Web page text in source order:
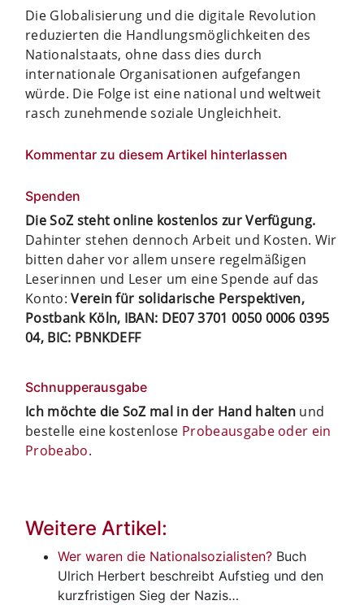
Die Globalisierung und die digitale Revolution
reduzierten die Handlungsmöglichkeiten des
Nationalstaats, ohne dass dies durch
internationale Organisationen aufgefangen
würde. Die Folge ist eine national und weltweit
rasch zunehmende soziale Ungleichheit.
Kommentar zu diesem Artikel hinterlassen
Spenden
Die SoZ steht online kostenlos zur Verfügung.
Dahinter stehen dennoch Arbeit und Kosten. Wir
bitten daher vor allem unsere regelmäßigen
Leserinnen und Leser um eine Spende auf das
Konto:Verein für solidarische Perspektiven,
Postbank Köln, IBAN: DE07 3701 0050 0006 0395
04, BIC: PBNKDEFF
Schnupperausgabe
Ich möchte die SoZ mal in der Hand halten und
bestelle eine kostenlose Probeausgabe oder ein
Probeabo.
Weitere Artikel:
Wer waren die Nationalsozialisten? Buch
Ulrich Herbert beschreibt Aufstieg und den
kurzfristigen Sieg der Nazis…